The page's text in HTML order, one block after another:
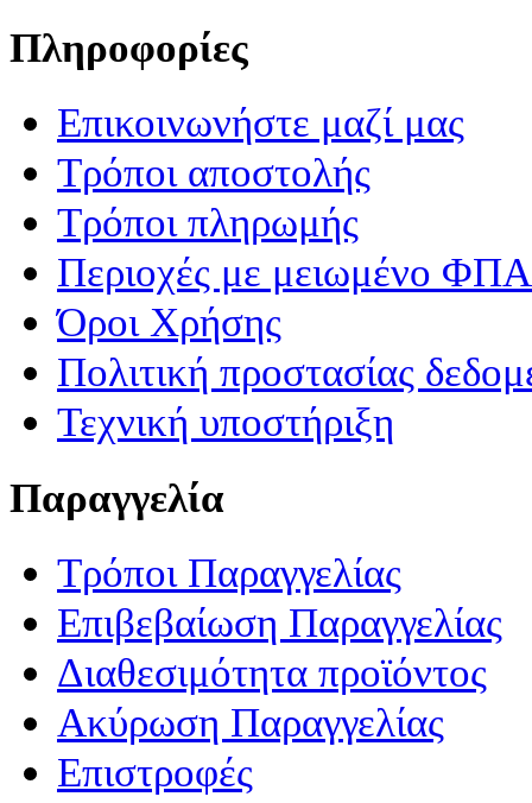
Πληροφορίες
Επικοινωνήστε μαζί μας
Τρόποι αποστολής
Τρόποι πληρωμής
Περιοχές με μειωμένο ΦΠΑ
Όροι Χρήσης
Πολιτική προστασίας
Τεχνική υποστήριξη
Παραγγελία
Τρόποι Παραγγελίας
Επιβεβαίωση Παραγγελίας
Διαθεσιμότητα προϊόντος
Ακύρωση Παραγγελίας
Επιστροφές